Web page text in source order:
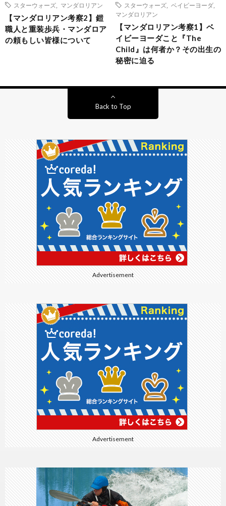
スターウォーズ
マンダロリアン
【マンダロリアン考察2】鎧
職人と重装歩兵・マンダロア
の頼もしい皆様について
スターウォーズ
ベイビーヨーダ
マンダロリアン
【マンダロリアン考察1】ベ
イビーヨーダこと『The
Child』は何者か？その出生の
秘密に迫る
Back to Top
Advertisement
Advertisement